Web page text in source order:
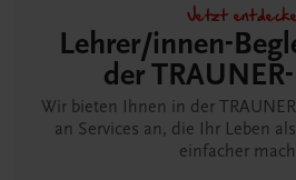
Jetzt
Lehrer/innen-
der
Wir bieten Ihnen in der
an Services an, die Ihr Leben
einfacher